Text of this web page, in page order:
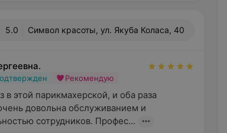
5.0 Символ красоты, ул. Якуба Коласа, 40
Рекомендую
в этой парикмахерской, и оба раза
довольна обслуживанием и
сотрудников. Профес...